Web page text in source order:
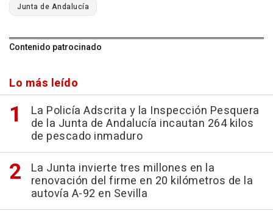
Junta de Andalucía
Contenido patrocinado
Lo más leído
La Policía Adscrita y la Inspección Pesquera
de la Junta de Andalucía incautan 264 kilos
de pescado inmaduro
La Junta invierte tres millones en la
renovación del firme en 20 kilómetros de la
autovía A-92 en Sevilla